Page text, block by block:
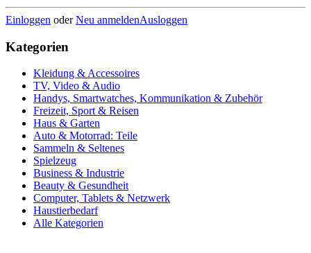
Einloggen oderNeu anmeldenAusloggen
Kategorien
Kleidung & Accessoires
TV, Video & Audio
Handys, Smartwatches, Kommunikation & Zubehör
Freizeit, Sport & Reisen
Haus & Garten
Auto & Motorrad: Teile
Sammeln & Seltenes
Spielzeug
Business & Industrie
Beauty & Gesundheit
Computer, Tablets & Netzwerk
Haustierbedarf
Alle Kategorien